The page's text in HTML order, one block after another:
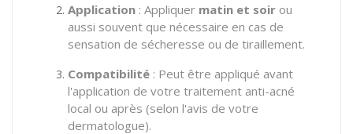
Application : Appliquer matin et soir ou
aussi souvent que nécessaire en cas de
sensation de sécheresse ou de tiraillement.
Compatibilité : Peut être appliqué avant
l'application de votre traitement anti-acné
local ou après (selon l'avis de votre
dermatologue).